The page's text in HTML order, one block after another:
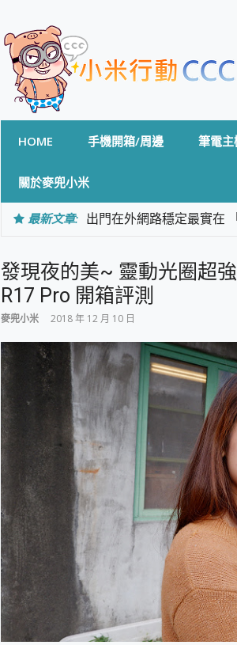
HOME 手機開箱/周邊 筆電
關於麥兜小米
最新文章: 出門在外網路穩定最實在
專為 PC上的 XBOX和掌機
台灣製攝影機在這裡，
測
電力超超超持久 MSI 微星
超懂拍、耐用 AI 街拍機~
防窺黑科技 Galaxy S26
AI 支付 一錶搞定大小事
超驚艷 讓人一眼就愛上
美到讓人超想擁有 moto
好用的 EaseUS Partition
一鍵修復模糊影片、舊照
小朋友才做選擇 投影機
式生活新體驗
外型超吸晴~ 給您絕佳操
開箱~變身「蜘蛛人」椅子
iPhone 17 系列 有認證的
DJI Osmo Pocket 3 爽爽
小巧好吸不擋鏡頭 有Qi2
會走動的冷暖氣 SONY
寶可夢飛人外掛iToolab
百倍變焦實測~ vivo X200
超好用的 PLAUD NotePin
發現夜的美~ 靈動光圈超
R17 Pro 開箱評測
麥兜小米 2018 年 12 月 10 日